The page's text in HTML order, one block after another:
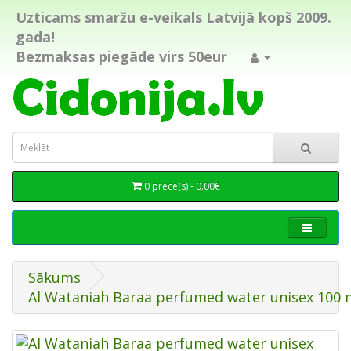
Uzticams smaržu e-veikals Latvijā kopš 2009.
gada!
Bezmaksas piegāde virs 50eur
0 prece(s) - 0.00€
Sākums
Al Wataniah Baraa perfumed water unisex 100